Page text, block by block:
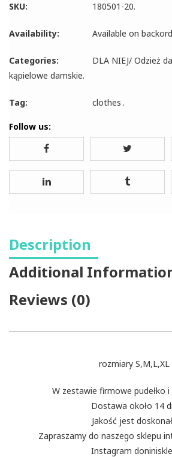
SKU: 180501-20.
Availability: Available on
Categories: DLA NIEJ/ Odzież
kąpielowe damskie.
Tag: clothes .
Follow us:
Description
Additional
Reviews (0)
rozmiary S,M,L,XL
W zestawie firmowe pudełko
Dostawa około 14
Jakość jest
Zapraszamy do naszego sklepu
Instagram